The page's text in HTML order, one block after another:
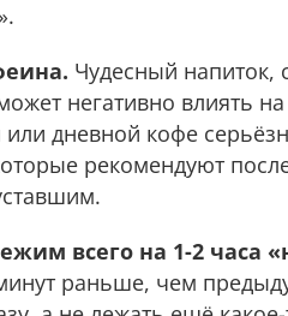
Чудесный напиток,
негативно влиять
дневной кофе
рекомендуют
всего на 1-2 часа
раньше, чем